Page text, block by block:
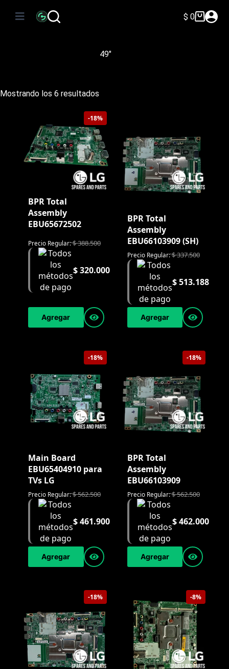
Carro
$ 0
49"
Mostrando los 6 resultados
precio:
bajo
a
alto
-18%
BPR Total
Assembly
EBU65672502
Precio Regular:$388.500
$320.000
Agregar
BPR Total
Assembly
EBU66103909 (SH)
Precio Regular:$337.500
$513.188
Agregar
-18%
Main Board
EBU65404910 para
TVs LG
Precio Regular:$562.500
$461.900
Agregar
-18%
BPR Total
Assembly
EBU66103909
Precio Regular:$562.500
$462.000
Agregar
-18% -8%